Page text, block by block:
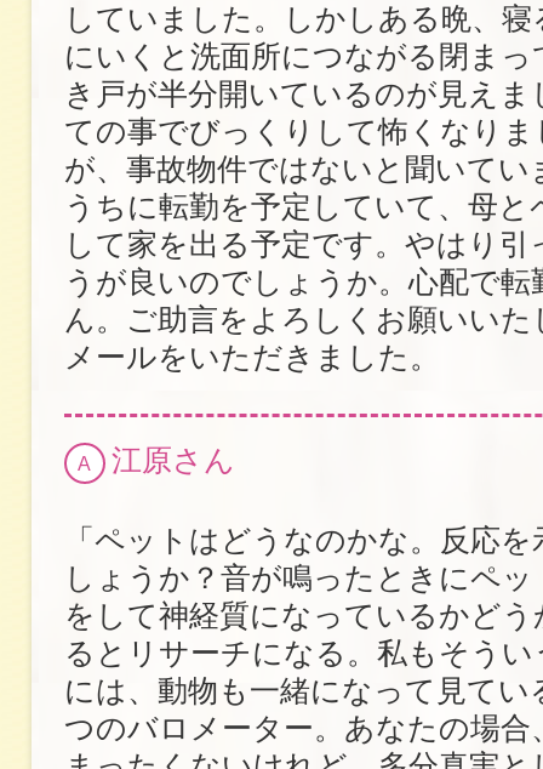
していました。しかしある晩、
にいくと洗面所につながる閉ま
き戸が半分開いているのが見えま
ての事でびっくりして怖くなり
が、事故物件ではないと聞いてい
うちに転勤を予定していて、母と
して家を出る予定です。やはり
うが良いのでしょうか。心配で転
ん。ご助言をよろしくお願いい
メールをいただきました。
A 江原さん
「ペットはどうなのかな。反応
しょうか？音が鳴ったときにペ
をして神経質になっているかど
るとリサーチになる。私もそう
には、動物も一緒になって見てい
つのバロメーター。あなたの場合